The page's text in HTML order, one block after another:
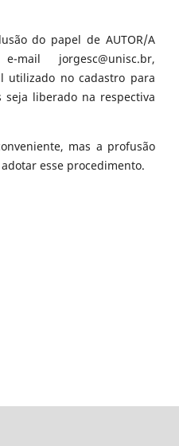
do papel de AUTOR/A
jorgesc@unisc.br,
utilizado no cadastro para
liberado na respectiva
mas a profusão
esse procedimento.